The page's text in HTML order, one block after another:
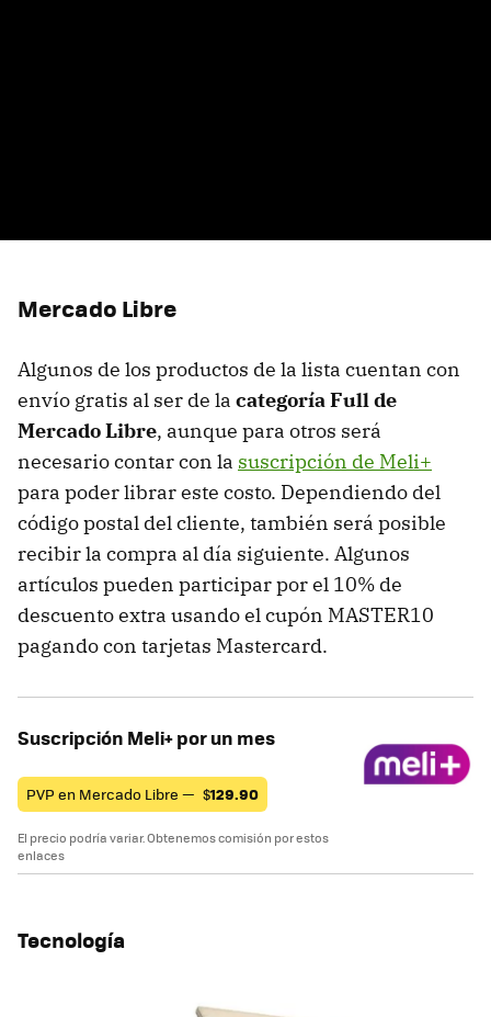
Mercado Libre
Algunos de los productos de la lista cuentan con
envío gratis al ser de la categoría Full de
Mercado Libre, aunque para otros será
necesario contar con la suscripción de Meli+
para poder librar este costo. Dependiendo del
código postal del cliente, también será posible
recibir la compra al día siguiente. Algunos
artículos pueden participar por el 10% de
descuento extra usando el cupón MASTER10
pagando con tarjetas Mastercard.
Suscripción Meli+ por un mes
PVP en Mercado Libre — $129.90
El precio podría variar. Obtenemos comisión por estos
enlaces
Tecnología